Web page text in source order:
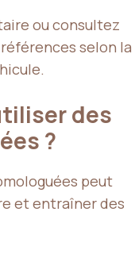
ou consultez
selon la
des
?
peut
et entraîner des